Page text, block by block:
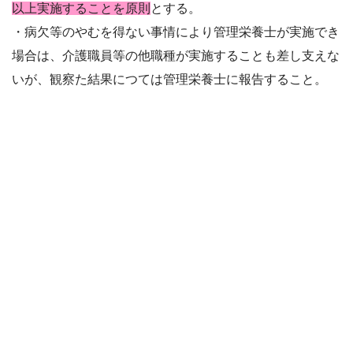
以上実施することを原則 とする。
・病欠等のやむを得ない事情により管理栄養士が実施でき
場合は、介護職員等の他職種が実施することも差し支えな
いが、 観察た結果につては管理栄養士に報告すること。